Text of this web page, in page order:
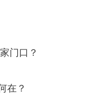
门口？
在？